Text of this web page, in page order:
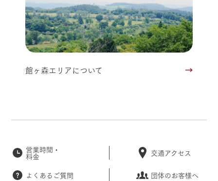
館ヶ森エリアについて
営業時間・
料金 交通アクセス
よくあるご質問
団体のお客様へ